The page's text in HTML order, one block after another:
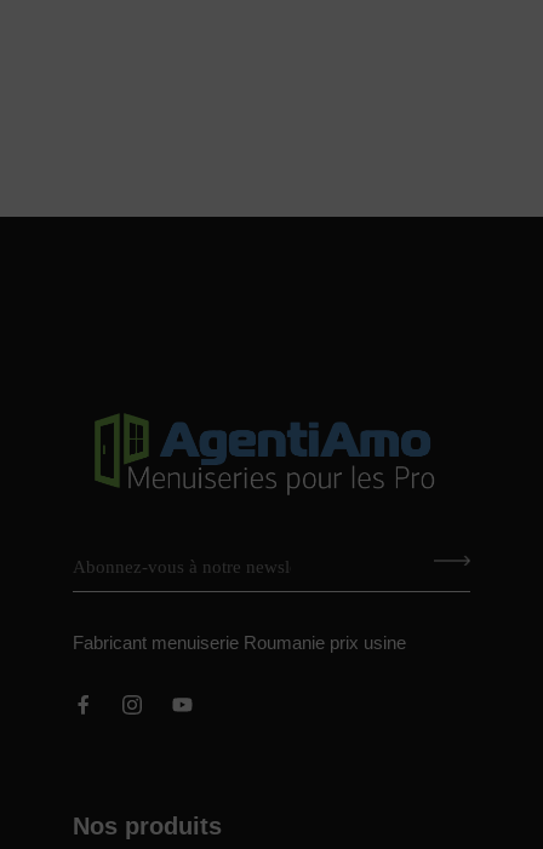
Fabricant menuiserie Roumanie prix usine
Nos produits